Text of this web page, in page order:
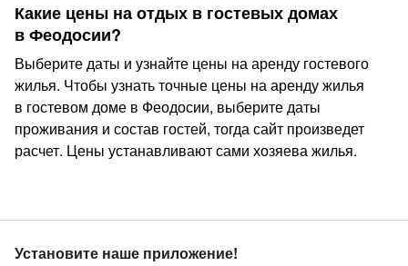
Какие цены на отдых в гостевых домах
в Феодосии?
Выберите даты и узнайте цены на аренду гостевого
жилья. Чтобы узнать точные цены на аренду жилья
в гостевом доме в Феодосии, выберите даты
проживания и состав гостей, тогда сайт произведет
расчет. Цены устанавливают сами хозяева жилья.
Установите наше приложение!